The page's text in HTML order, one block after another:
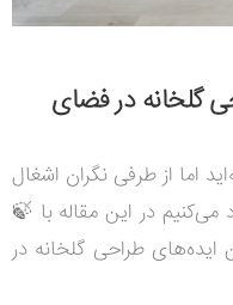
گلخانه در فضای
اما از طرفی نگران اشغال
در این مقاله با 🍃
ایده­‌های طراحی گلخانه در